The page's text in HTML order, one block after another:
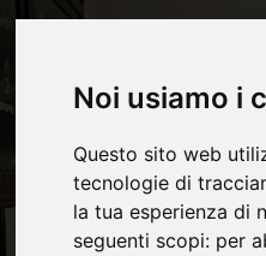
Noi usiamo i
Questo sito web
tecnologie di
la tua esperienza di
seguenti scopi: per